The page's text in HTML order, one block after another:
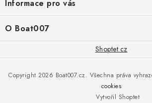
+420 775 473 808
PŘÍJEM/VÝDEJ/SERVIS zakázek
Informace pro vás
Obchodní podmínky
Podmínky ochrany osobních údajů
O Boat007
Shoptet.cz
Vytvořil Shoptet
Copyright 2026 Boat007.cz. Všechna práva
cookies